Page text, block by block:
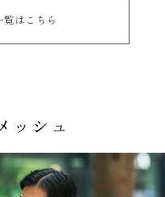
はこちら
ッシュ